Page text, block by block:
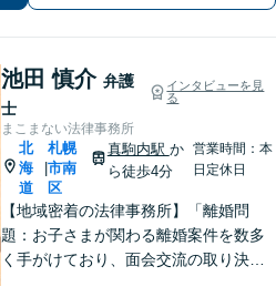
池田 慎介 弁護
士
インタビューを見
る
まこまない法律事務所
北
海
道
札幌
市南
区
真駒内駅 か
ら徒歩4分
営業時間：本
日定休日
【地域密着の法律事務所】「離婚問
題：お子さまが関わる離婚案件を数多
く手がけており、面会交流の取り決め